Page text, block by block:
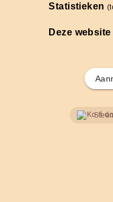
Statistieken
Deze website